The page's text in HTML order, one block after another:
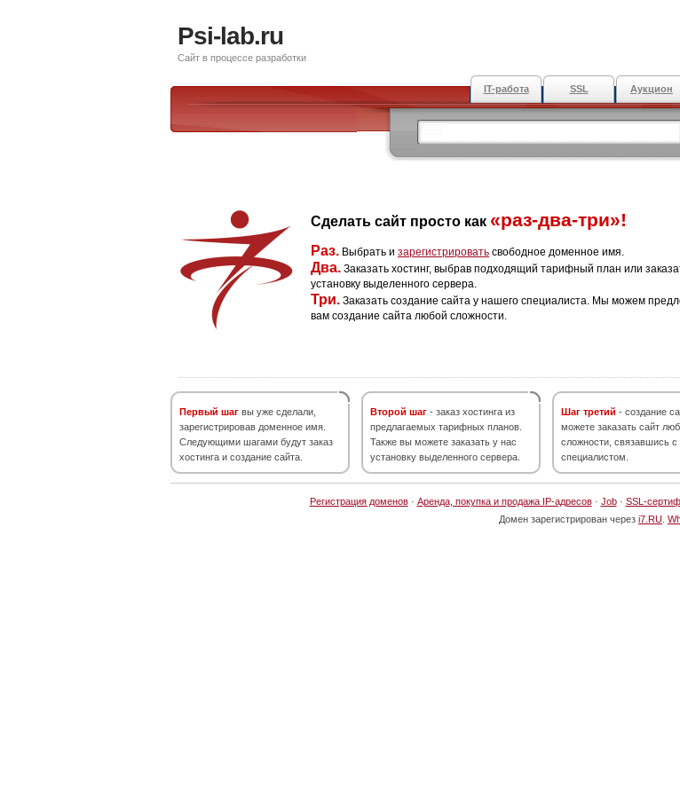
Psi-lab.ru
Сайт в процессе разработки
IT-работа SSL Аукцион
Сделать сайт просто как «раз-два-три»!
Раз. Выбрать и зарегистрировать свободное доменное имя.
Два. Заказать хостинг, выбрав подходящий тарифный план или
установку выделенного сервера.
Три. Заказать создание сайта у нашего специалиста. Мы можем
вам создание сайта любой сложности.
Первый шаг вы уже сделали,
зарегистрировав доменное имя.
Следующими шагами будут заказ
хостинга и создание сайта.
Второй шаг - заказ хостинга из
предлагаемых тарифных планов.
Также вы можете заказать у нас
установку выделенного сервера.
Шаг третий - создание
можете заказать сайт
сложности, связавшись
специалистом.
Регистрация доменов· Аренда, покупка и продажа IP-адресов· Job· SSL-
Домен зарегистрирован через i7.RU